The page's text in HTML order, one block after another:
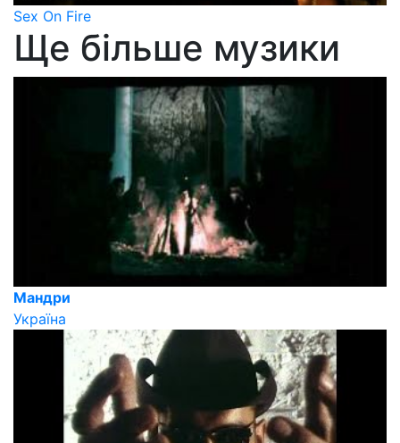
Sex On Fire
Ще більше музики
Мандри
Україна